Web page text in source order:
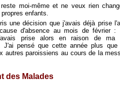
moi-même et ne veux rien
enfants.
une décision que j'avais déjà prise
d'absence au mois de février :
prise alors en raison de ma
J'ai pensé que cette année plus
autres paroissiens au cours de la
des Malades